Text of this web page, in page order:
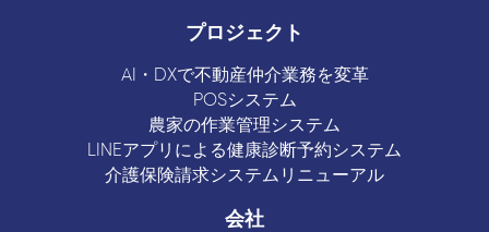
プロジェクト
AI・DXで不動産仲介業務を変革
POSシステム
農家の作業管理システム
LINEアプリによる健康診断予約システム
介護保険請求システムリニューアル
会社